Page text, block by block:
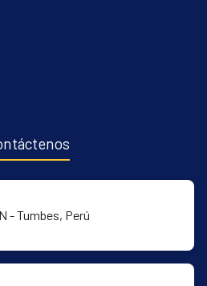
- Tumbes, Perú